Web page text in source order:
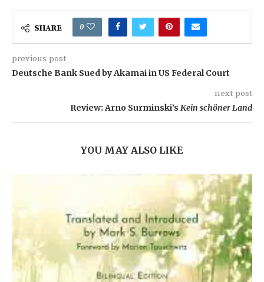
SHARE 0
previous post
Deutsche Bank Sued by Akamai in US Federal Court
next post
Review: Arno Surminski’s Kein schöner Land
YOU MAY ALSO LIKE